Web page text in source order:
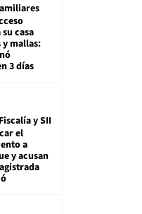
casa
mallas:
3 días
Fiscalía y SII
el
a
y acusan